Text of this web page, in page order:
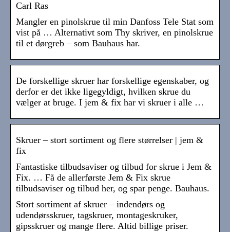
Carl Ras
Mangler en pinolskrue til min Danfoss Tele Stat som
vist på … Alternativt som Thy skriver, en pinolskrue
til et dørgreb – som Bauhaus har.
De forskellige skruer har forskellige egenskaber, og
derfor er det ikke ligegyldigt, hvilken skrue du
vælger at bruge. I jem & fix har vi skruer i alle …
Skruer – stort sortiment og flere størrelser | jem &
fix
Fantastiske tilbudsaviser og tilbud for skrue i Jem &
Fix. … Få de allerførste Jem & Fix skrue
tilbudsaviser og tilbud her, og spar penge. Bauhaus.
Stort sortiment af skruer – indendørs og
udendørsskruer, tagskruer, montageskruker,
gipsskruer og mange flere. Altid billige priser.